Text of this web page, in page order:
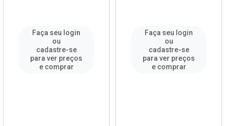
Faça seu login
ou
cadastre-se
para ver preços
e comprar
Faça seu login
ou
cadastre-se
para ver preços
e comprar